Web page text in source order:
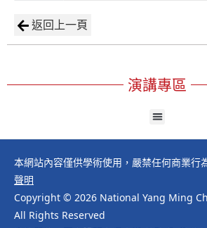
返回上一頁
演講專區
本網站內容僅供學術使用，嚴禁任何商業行
聲明
Copyright © 2026 National Yang Ming
All Rights Reserved